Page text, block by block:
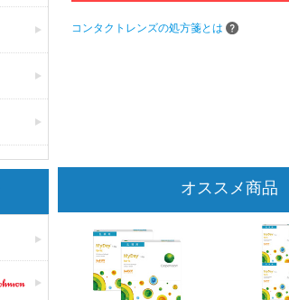
コンタクトレンズの処方箋とは
オススメ商品